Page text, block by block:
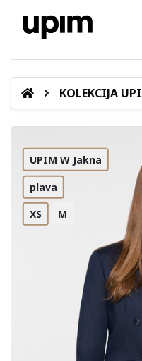
KOLEKCIJA
UPIM W Jakna
plava
XS M